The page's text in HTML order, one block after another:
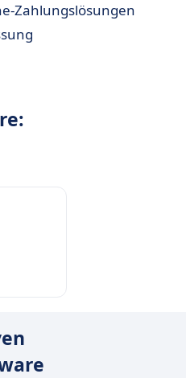
Zahlungslösungen